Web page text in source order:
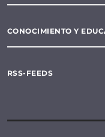
CONOCIMIENTO Y
RSS-FEEDS